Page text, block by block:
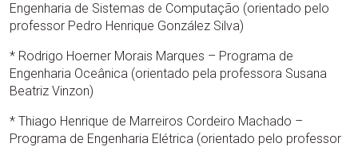
Engenharia de Sistemas de Computação (orientado pelo
professor Pedro Henrique González Silva)
* Rodrigo Hoerner Morais Marques – Programa de
Engenharia Oceânica (orientado pela professora Susana
Beatriz Vinzon)
* Thiago Henrique de Marreiros Cordeiro Machado –
Programa de Engenharia Elétrica (orientado pelo professor